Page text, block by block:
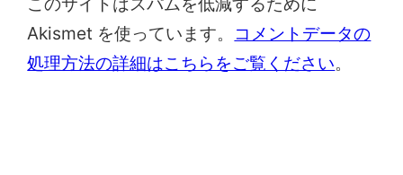
Akismet を使っています。
コメントデータの
処理方法の詳細はこちらをご覧ください。